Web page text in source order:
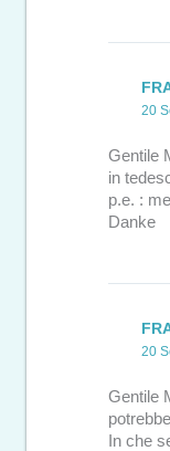
20
Gentile
in
p.e. :
Danke
20
Gentile
In che